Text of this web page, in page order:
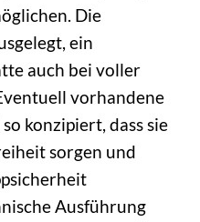
Die
ein
auch bei voller
vorhandene
konzipiert, dass sie
sorgen und
Ausführung